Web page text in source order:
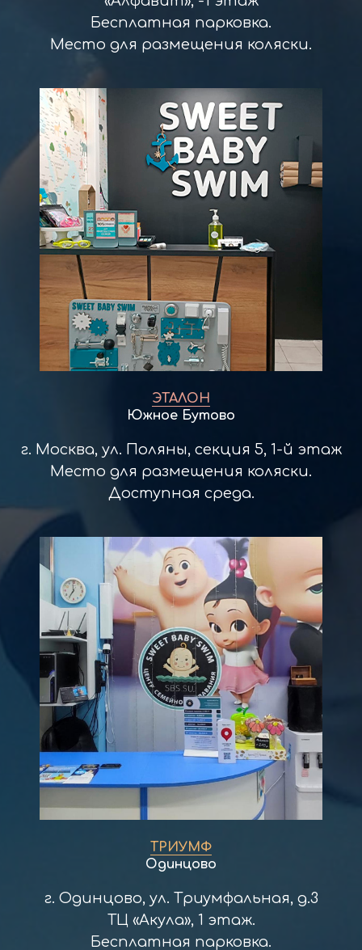
Бесплатная парковка.
Место для размещения коляски.
ЭТАЛОН
Южное Бутово
г. Москва, ул. Поляны, секция 5, 1-й этаж
Место для размещения коляски.
Доступная среда.
ТРИУМФ
Одинцово
г. Одинцово, ул. Триумфальная, д.3
ТЦ «Акула», 1 этаж.
Бесплатная парковка.